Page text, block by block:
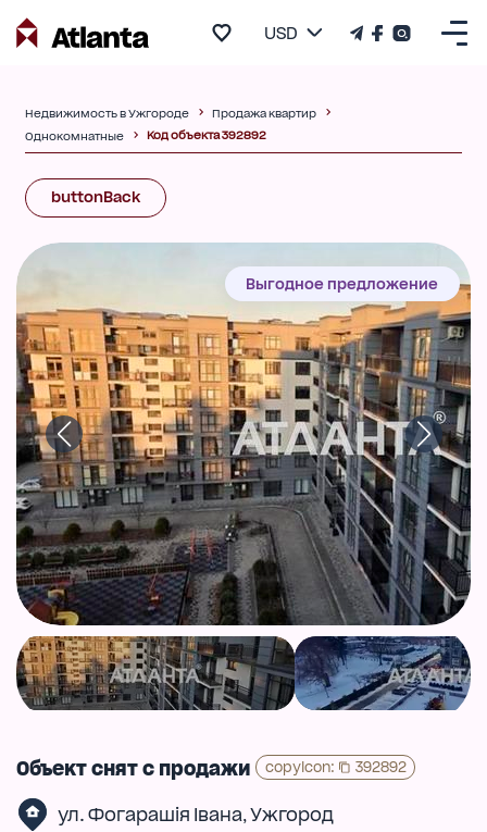
USD
Недвижимость в Ужгороде
Продажа квартир
Однокомнатные
Код объекта 392892
buttonBack
Выгодное предложение
Объект снят с продажи copyIcon: 392892
ул. Фогарашія Івана, Ужгород